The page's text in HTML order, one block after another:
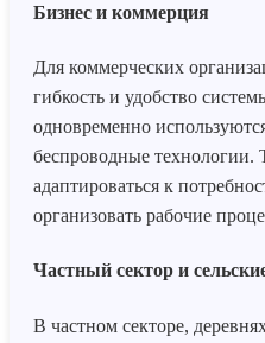
Бизнес и коммерция
Для коммерческих
гибкость и удобство
одновременно
беспроводные технологии.
адаптироваться к
организовать рабочие
Частный сектор и
В частном секторе,